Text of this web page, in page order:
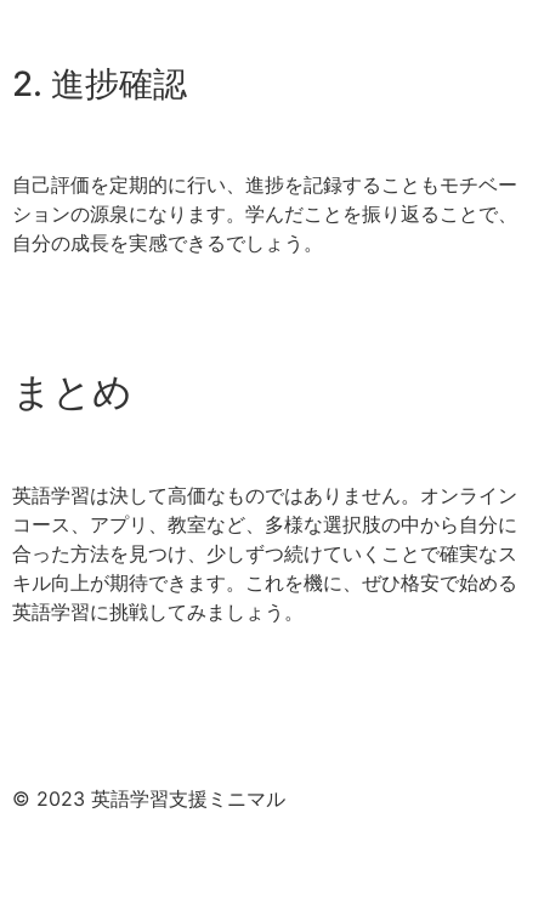
2. 進捗確認
自己評価を定期的に行い、進捗を記録することもモチベー
ションの源泉になります。学んだことを振り返ることで、
自分の成長を実感できるでしょう。
まとめ
英語学習は決して高価なものではありません。オンライン
コース、アプリ、教室など、多様な選択肢の中から自分に
合った方法を見つけ、少しずつ続けていくことで確実なス
キル向上が期待できます。これを機に、ぜひ格安で始める
英語学習に挑戦してみましょう。
© 2023 英語学習支援ミニマル